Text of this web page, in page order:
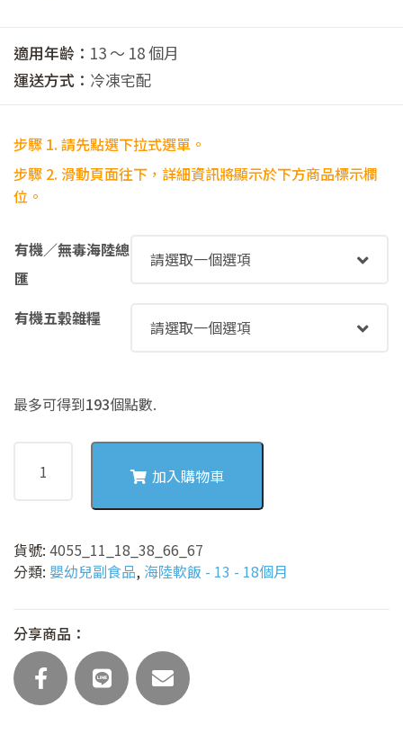
到
NT$193
適用年齡： 13 ～ 18 個月
運送方式： 冷凍宅配
步驟 1. 請先點選下拉式選單。
步驟 2. 滑動頁面往下，詳細資訊將顯示於下方商品標示欄
位。
有機／無毒海陸總
匯
有機五穀雜糧
最多可得到193個點數.
菇
豆
海
陸
軟
飯
(主
加入購物車
貨號: 4055_11_18_38_66_67
分類: 嬰幼兒副食品, 海陸軟飯 - 13 - 18個月
分享商品：